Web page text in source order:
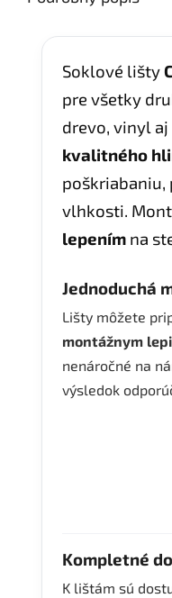
Soklové lišty
pre všetky
drevo, vinyl aj
kvalitného
poškriabaniu,
vlhkosti.
lepením na
Jednoduchá
Lišty môžete
montážnym
nenáročné na
výsledok
Kompletné
K lištám sú